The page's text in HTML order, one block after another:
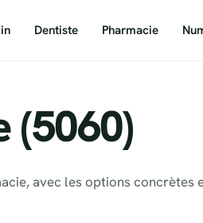
Dentiste Pharmacie
(5060)
avec les options concrètes